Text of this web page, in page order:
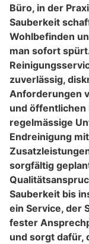
Büro, in der
Sauberkeit
Wohlbefinden
man sofort
zuverlässig,
Anforderungen
und öffentlichen
regelmässige
Endreinigung
sorgfältig
Sauberkeit bis
ein Service, der
fester
und sorgt dafür,